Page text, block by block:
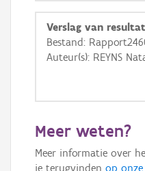
Basis Lagen
GRB-Basiskaart
GRB-Basiskaart
Verslag van
Bestand:
Auteur(s): REYNS
Meer weten?
Meer informatie over
je terugvinden op